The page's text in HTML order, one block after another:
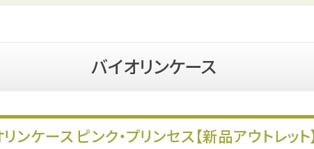
バイオリンケース
ケース ピンク・プリンセス【新品アウトレット】